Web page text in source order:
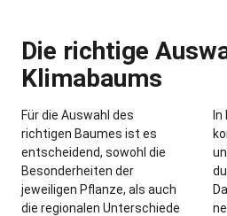
Die richtige
Klimabaums
Für die Auswahl des
richtigen Baumes ist es
entscheidend, sowohl die
Besonderheiten der
jeweiligen Pflanze, als auch
die regionalen Unterschiede